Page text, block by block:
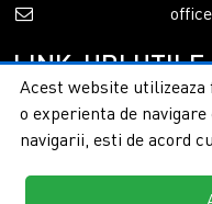
LINK-URI UTILE
Acasa
Despre noi
Acest website
o experienta de
navigarii, esti de acord